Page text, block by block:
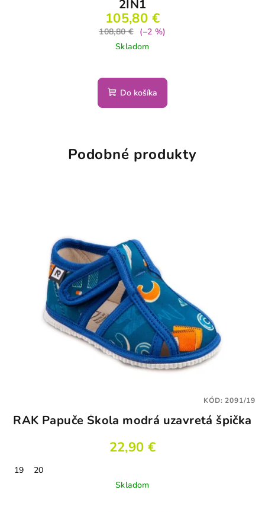
2IN1
105,80 €
108,80 €
(–2 %)
Skladom
Do košíka
Podobné produkty
RAK Papuče Škola modrá uzavretá špička
22,90 €
19
20
Skladom
KÓD:2091/19